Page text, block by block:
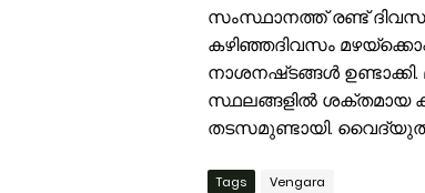
സംസ്ഥാനത്ത് രണ്ട്‌
കഴിഞ്ഞദിവസം
നാശനഷ്‌ടങ്ങൾ ഉണ്ടാക്കി.
സ്ഥലങ്ങളിൽ ശക്തമായ
തടസമുണ്ടായി.
Tags Vengara